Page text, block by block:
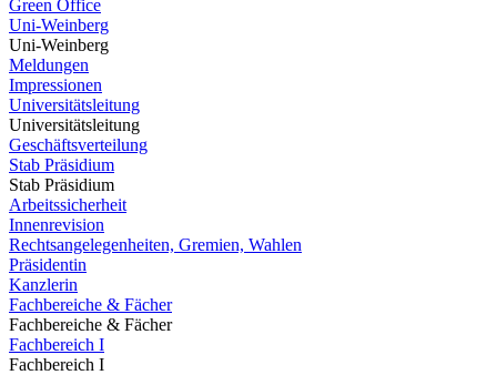
Green Office
Uni-Weinberg
Uni-Weinberg
Meldungen
Impressionen
Universitätsleitung
Universitätsleitung
Geschäftsverteilung
Stab Präsidium
Stab Präsidium
Arbeitssicherheit
Innenrevision
Rechtsangelegenheiten, Gremien, Wahlen
Präsidentin
Kanzlerin
Fachbereiche & Fächer
Fachbereiche & Fächer
Fachbereich I
Fachbereich I